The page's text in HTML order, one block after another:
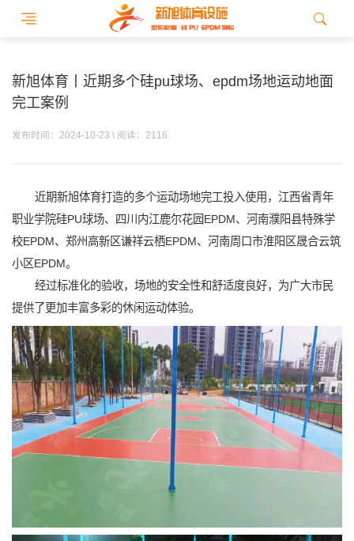
新旭体育丨近期多个硅pu球场、epdm场地运动地面
完工案例
发布时间：2024-10-23 \ 阅读：2116
近期新旭体育打造的多个运动场地完工投入使用，江西省青年
职业学院硅PU球场、四川内江鹿尔花园EPDM、河南濮阳县特殊学
校EPDM、郑州高新区谦祥云栖EPDM、河南周口市淮阳区晟合云筑
小区EPDM。
经过标准化的验收，场地的安全性和舒适度良好，为广大市民
提供了更加丰富多彩的休闲运动体验。